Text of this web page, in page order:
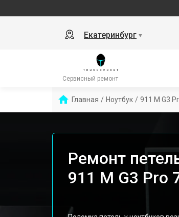
Екатеринбург ▼
Сервисный ремонт
Главная / Ноутбук / 911 M G3
Ремонт
911 M G3 Pro